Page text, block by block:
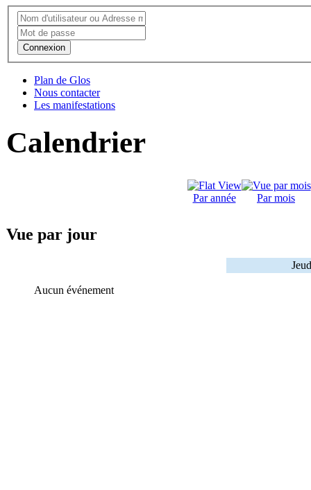
Connexion
Plan de Glos
Nous contacter
Les manifestations
Calendrier
Par année Par mois
Vue par jour
Aucun événement